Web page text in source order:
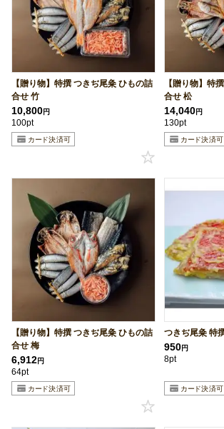
【贈り物】特撰 つきぢ尾粂 ひもの詰
合せ 竹
10,800円
100pt
【贈り物】特
合せ 松
14,040円
130pt
【贈り物】特撰 つきぢ尾粂 ひもの詰
合せ 梅
6,912円
64pt
つきぢ尾粂 特
950円
8pt